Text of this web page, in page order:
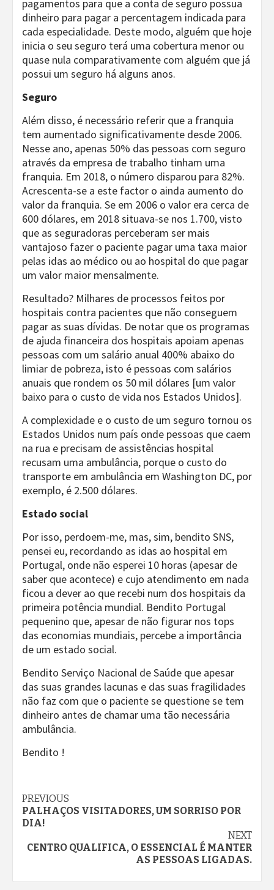
pagamentos para que a conta de seguro possua
dinheiro para pagar a percentagem indicada para
cada especialidade. Deste modo, alguém que hoje
inicia o seu seguro terá uma cobertura menor ou
quase nula comparativamente com alguém que já
possui um seguro há alguns anos.
Seguro
Além disso, é necessário referir que a franquia
tem aumentado significativamente desde 2006.
Nesse ano, apenas 50% das pessoas com seguro
através da empresa de trabalho tinham uma
franquia. Em 2018, o número disparou para 82%.
Acrescenta-se a este factor o ainda aumento do
valor da franquia. Se em 2006 o valor era cerca de
600 dólares, em 2018 situava-se nos 1.700, visto
que as seguradoras perceberam ser mais
vantajoso fazer o paciente pagar uma taxa maior
pelas idas ao médico ou ao hospital do que pagar
um valor maior mensalmente.
Resultado? Milhares de processos feitos por
hospitais contra pacientes que não conseguem
pagar as suas dívidas. De notar que os programas
de ajuda financeira dos hospitais apoiam apenas
pessoas com um salário anual 400% abaixo do
limiar de pobreza, isto é pessoas com salários
anuais que rondem os 50 mil dólares [um valor
baixo para o custo de vida nos Estados Unidos].
A complexidade e o custo de um seguro tornou os
Estados Unidos num país onde pessoas que caem
na rua e precisam de assistências hospital
recusam uma ambulância, porque o custo do
transporte em ambulância em Washington DC, por
exemplo, é 2.500 dólares.
Estado social
Por isso, perdoem-me, mas, sim, bendito SNS,
pensei eu, recordando as idas ao hospital em
Portugal, onde não esperei 10 horas (apesar de
saber que acontece) e cujo atendimento em nada
ficou a dever ao que recebi num dos hospitais da
primeira potência mundial. Bendito Portugal
pequenino que, apesar de não figurar nos tops
das economias mundiais, percebe a importância
de um estado social.
Bendito Serviço Nacional de Saúde que apesar
das suas grandes lacunas e das suas fragilidades
não faz com que o paciente se questione se tem
dinheiro antes de chamar uma tão necessária
ambulância.
Bendito !
Continue
Reading
PREVIOUS
PALHAÇOS VISITADORES, UM SORRISO POR
DIA!
NEXT
CENTRO QUALIFICA, O ESSENCIAL É MANTER
AS PESSOAS LIGADAS.